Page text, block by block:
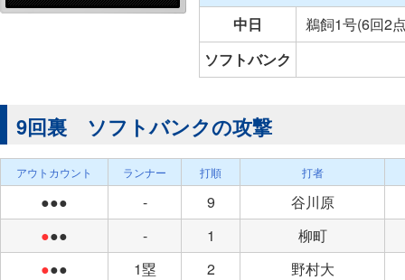
中日
鵜飼1号(6回2
ソフトバンク
9回裏 ソフトバンクの攻撃
アウトカウント ランナー 打順 打者
●●● - 9
谷川原
●●● - 1
柳町
●●● 1塁 2
野村大